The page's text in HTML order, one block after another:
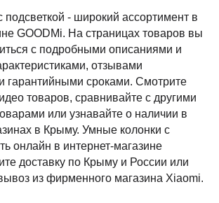
- широкий ассортимент в
GOODMi. На страницах товаров вы
с подробными описаниями и
отзывами
гарантийными сроками. Смотрите
товаров, сравнивайте с другими
или узнавайте о наличии в
в Крыму. Умные колонки с
онлайн в интернет-магазине
доставку по Крыму и России или
из фирменного магазина Xiaomi.